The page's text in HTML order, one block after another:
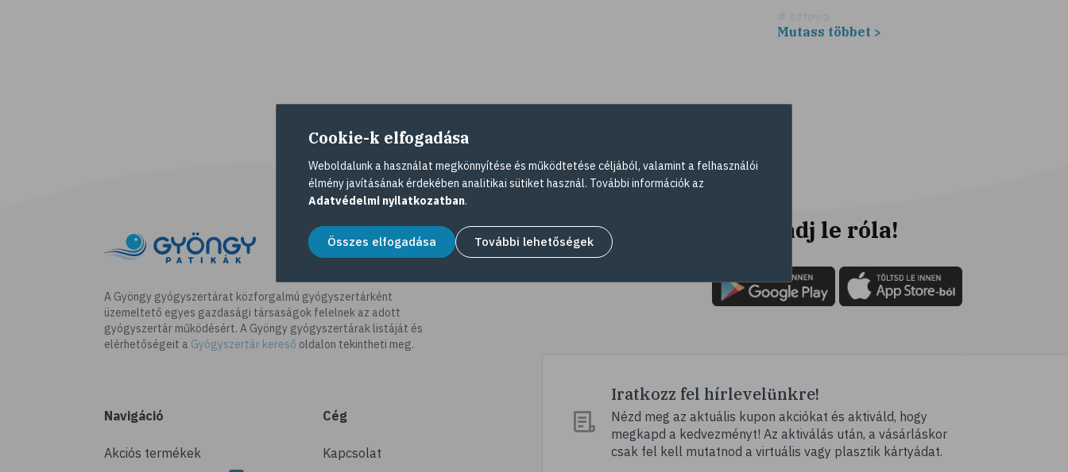
# sztevia
# hal
# egészséges táplálkozás
# omega-3
# D-vitamin
# ízületi fájdalom
# ízületek
# csontok
Mutass többet >
A Gyöngy gyógyszertárat közforgalmú gyógyszertárként
üzemeltető egyes gazdasági társaságok felelnek az adott
gyógyszertár működésért. A Gyöngy gyógyszertárak listáját és
elérhetőségeit a Gyógyszertár kereső oldalon tekintheti meg.
Navigáció
Akciós termékek
Cég
Kapcsolat
Ne maradj le róla!
Iratkozz fel hírlevelünkre!
Nézd meg az aktuális kupon akciókat és aktiváld, hogy
megkapd a kedvezményt! Az aktiválás után, a vásárláskor
csak fel kell mutatnod a virtuális vagy plasztik kártyádat.
Cookie-k elfogadása
Weboldalunk a használat megkönnyítése és működtetése céljából, valamint a felhasználói
élmény javításának érdekében analitikai sütiket használ. További információk az
Adatvédelmi nyilatkozatban.
Összes elfogadása További lehetőségek